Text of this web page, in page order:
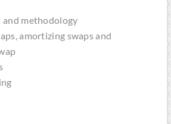
methodology
amortizing swaps and